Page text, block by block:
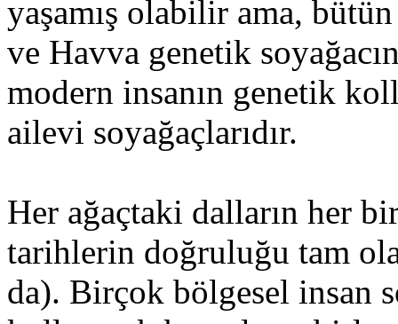
yaşamış olabilir ama,
ve Havva genetik
modern insanın genetik
ailevi soyağaçlarıdır.
Her ağaçtaki dalların her
tarihlerin doğruluğu tam
da). Birçok bölgesel insan